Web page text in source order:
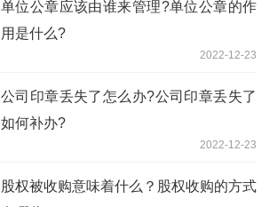
单位公章应该由谁来管理?单位公章的作
用是什么?
2022-12-23
公司印章丢失了怎么办?公司印章丢失了
如何补办?
2022-12-23
股权被收购意味着什么？股权收购的方式